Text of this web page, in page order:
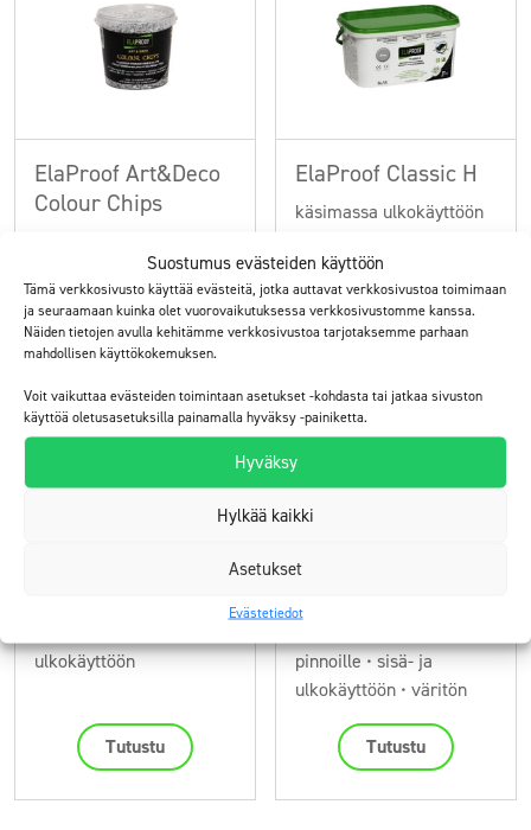
Suostumus evästeiden käyttöön
Tämä verkkosivusto käyttää evästeitä, jotka auttavat verkkosivustoa toimimaan
ja seuraamaan kuinka olet vuorovaikutuksessa verkkosivustomme kanssa.
Näiden tietojen avulla kehitämme verkkosivustoa tarjotaksemme parhaan
mahdollisen käyttökokemuksen.
Voit vaikuttaa evästeiden toimintaan asetukset -kohdasta tai jatkaa sivuston
käyttöä oletusasetuksilla painamalla hyväksy -painiketta.
Hyväksy
Hylkää kaikki
Asetukset
Evästetiedot
ElaProof Art&Deco
Colour Chips
Tutustu
ElaProof Classic H
käsimassa ulkokäyttöön
Tutustu
ulkokäyttöön
Tutustu
pinnoille • sisä- ja
ulkokäyttöön • väritön
Tutustu